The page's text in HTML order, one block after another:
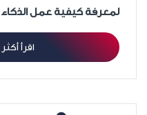
لمعرفة كيفية عمل
اقرأ أكثر